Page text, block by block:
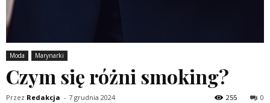
Moda Marynarki
Czym się różni smoking?
Przez Redakcja - 7 grudnia 2024 0
255